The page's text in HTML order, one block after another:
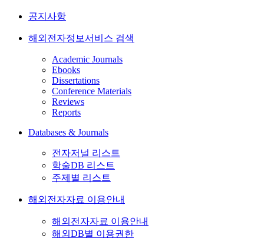
공지사항
해외전자정보서비스 검색
Academic Journals
Ebooks
Dissertations
Conference Materials
Reviews
Reports
Databases & Journals
전자저널 리스트
학술DB 리스트
주제별 리스트
해외전자자료 이용안내
해외전자자료 이용안내
해외DB별 이용권한